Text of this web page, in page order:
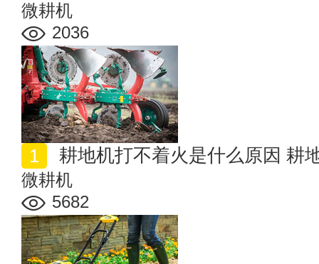
微耕机
2036
耕地机打不着火是什么原因 耕
微耕机
5682